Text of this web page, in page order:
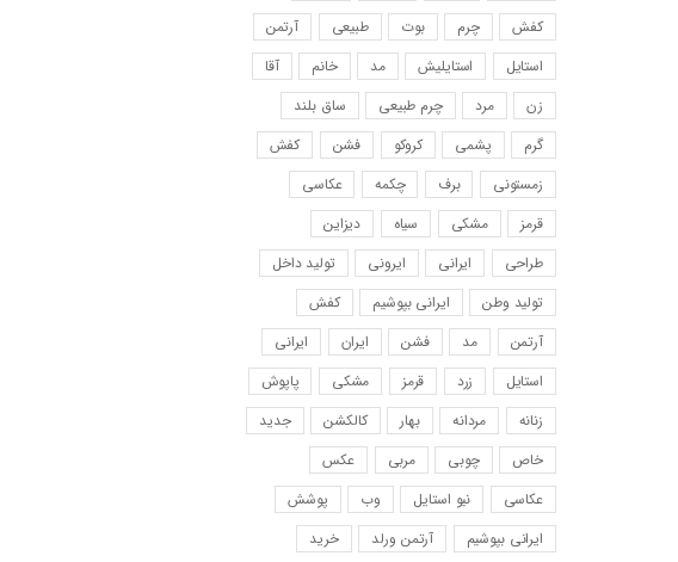
کفش
چرم بوت طبیعی
آرتمن
استایل
استایلیش مد خانم
آقا
زن
مرد چرم طبیعی
ساق بلند
گرم
پشمی کروکو فشن
کفش
زمستونی
برف چکمه
عکاسی
قرمز
مشکی سیاه
دیزاین
طراحی
ایرانی ایرونی
تولید داخل
تولید وطن
ایرانی بپوشیم
کفش
آرتمن
مد فشن ایران
ایرانی
استایل
زرد قرمز مشکی
پاپوش
زنانه
مردانه بهار کالکشن
جدید
خاص
چوبی مربی
عکس
عکاسی
نیو استایل وب
پوشش
ایرانی بپوشیم
آرتمن ورلد
خرید